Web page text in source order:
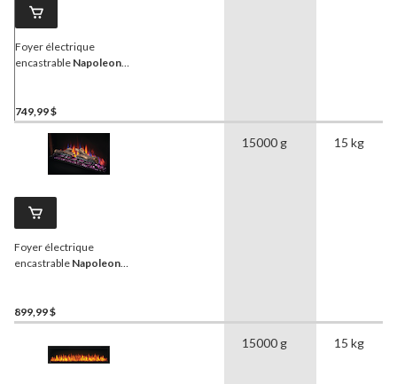
Foyer électrique
encastrable Napoleon
noir
749,99 $
Foyer électrique
encastrable Napoleon
noir
899,99 $
15000 g 15 kg
15000 g 15 kg